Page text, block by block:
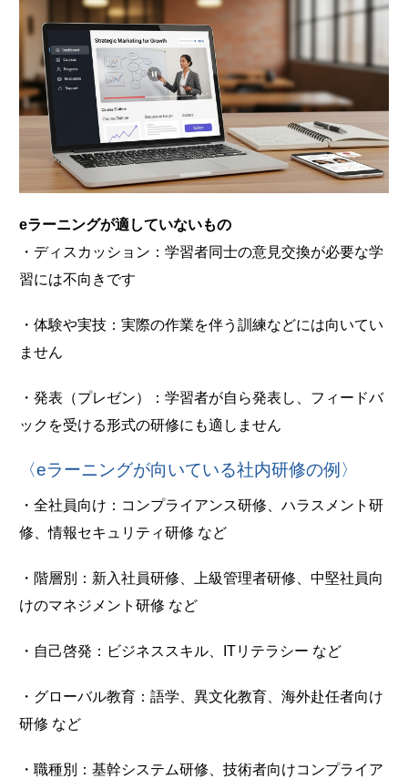
eラーニングが適していないもの
・ディスカッション：学習者同士の意見交換が必要な学
習には不向きです
・体験や実技：実際の作業を伴う訓練などには向いてい
ません
・発表（プレゼン）：学習者が自ら発表し、フィードバ
ックを受ける形式の研修にも適しません
〈eラーニングが向いている社内研修の例〉
・全社員向け：コンプライアンス研修、ハラスメント研
修、情報セキュリティ研修 など
・階層別：新入社員研修、上級管理者研修、中堅社員向
けのマネジメント研修 など
・自己啓発：ビジネススキル、ITリテラシー など
・グローバル教育：語学、異文化教育、海外赴任者向け
研修 など
・職種別：基幹システム研修、技術者向けコンプライア